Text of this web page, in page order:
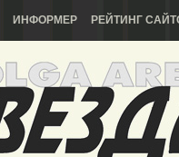
ИНФОРМЕР РЕЙТИНГ